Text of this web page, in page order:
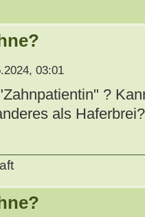
03:01
?
als Haferbrei?